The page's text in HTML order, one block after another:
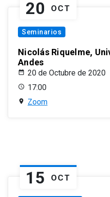
20 OCT
Seminarios
Nicolás Riquelme,
Andes
20 de Octubre de 2020
17:00
Zoom
15 OCT